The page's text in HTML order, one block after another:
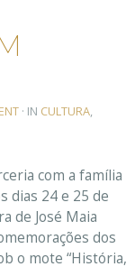
· IN CULTURA,
com a família
dias 24 e 25 de
de José Maia
dos
o mote “História,